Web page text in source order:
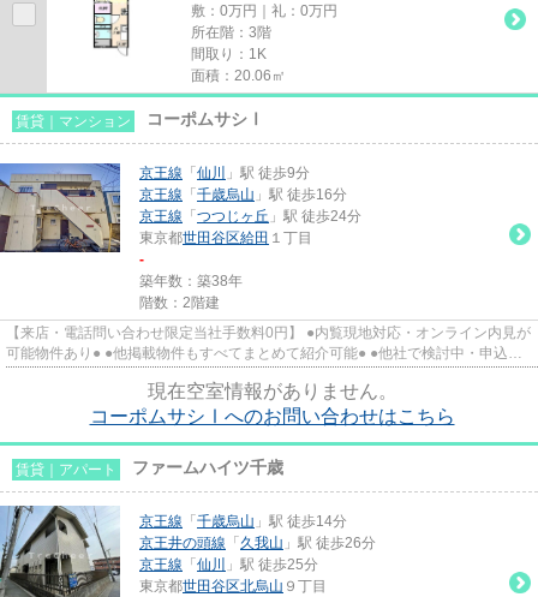
敷：0万円｜礼：0万円
所在階：3階
間取り：1K
面積：20.06㎡
賃貸｜マンション コーポムサシⅠ
京王線 「 仙川
」駅 徒歩9分
京王線 「 千歳烏山 」駅 徒歩16分
京王線 「 つつじヶ丘 」駅 徒歩24分
東京都世田谷区給田 １丁目
-
築年数：築38年
階数：2階建
【来店・電話問い合わせ限定当社手数料0円】 ●内覧現地対応・オンライン内見が
可能物件あり● ●他掲載物件もすべてまとめて紹介可能● ●他社で検討中・申込み
現在空室情報がありません。
コーポムサシⅠへのお問い合わせはこちら
賃貸｜アパート ファームハイツ千歳
京王線 「 千歳烏山 」駅 徒歩14分
京王井の頭線 「 久我山 」駅 徒歩26分
京王線 「 仙川
」駅 徒歩25分
東京都世田谷区北烏山 ９丁目